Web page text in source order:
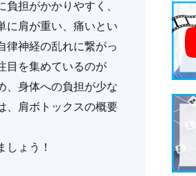
担がかかりやすく、
に肩が重い、痛いとい
律神経の乱れに繋がっ
目を集めているのが
、身体への負担が少な
、肩ボトックスの概要
ょう！